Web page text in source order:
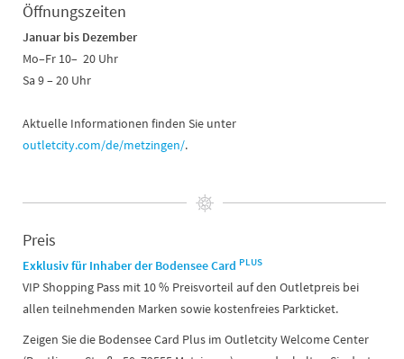
Öffnungszeiten
Januar bis Dezember
Mo–Fr 10– 20 Uhr
Sa 9 – 20 Uhr
Aktuelle Informationen finden Sie unter
outletcity.com/de/metzingen/.
Preis
Exklusiv für Inhaber derBodensee Card PLUS
VIP Shopping Pass mit 10 % Preisvorteil auf den Outletpreis bei
allen teilnehmenden Marken sowie kostenfreies Parkticket.
Zeigen Sie die Bodensee Card Plus im Outletcity Welcome Center